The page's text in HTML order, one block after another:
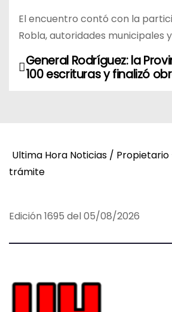
El encuentro contó con la
Robla, autoridades
N
g
c
i
n
General Rodríguez: la
100 escrituras y finalizó
Ultima Hora Noticias /
trámite
Edición 1695 del 05/08/2026